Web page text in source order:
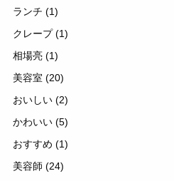
ランチ (1)
クレープ(1)
相場亮 (1)
美容室 (20)
おいしい (2)
かわいい (5)
おすすめ (1)
美容師 (24)